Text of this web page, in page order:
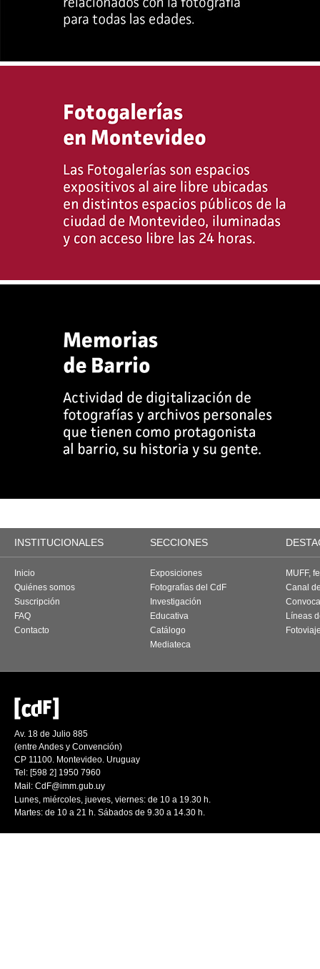
INSTITUCIONALES SECCIONES
Inicio
Quiénes somos
Suscripción
FAQ
Contacto
Exposiciones
Fotografías del CdF
Investigación
Educativa
Catálogo
Mediateca
MUFF,
Canal
Líneas
Av. 18 de Julio 885
(entre Andes y Convención)
CP 11100. Montevideo. Uruguay
Tel: [598 2] 1950 7960
Mail: CdF@imm.gub.uy
Lunes, miércoles, jueves, viernes: de 10 a 19.30 h.
Martes: de 10 a 21 h. Sábados de 9.30 a 14.30 h.